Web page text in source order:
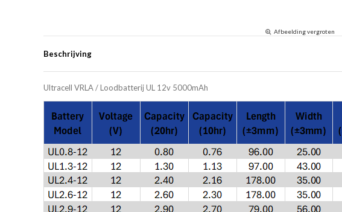
Afbeelding vergroten
Beschrijving
Ultracell VRLA / Loodbatterij UL 12v 5000mAh